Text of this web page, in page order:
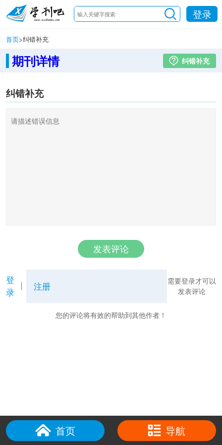
登录
首页>纠错补充
期刊详情 纠错补充
纠错补充
发表评论
登
录
注册
需要登录才可以
发表评论
您的评论将有效的帮助到其他作者！
首页 导航